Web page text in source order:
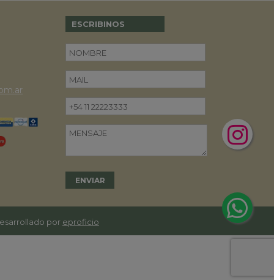
ESCRIBINOS
por eproficio